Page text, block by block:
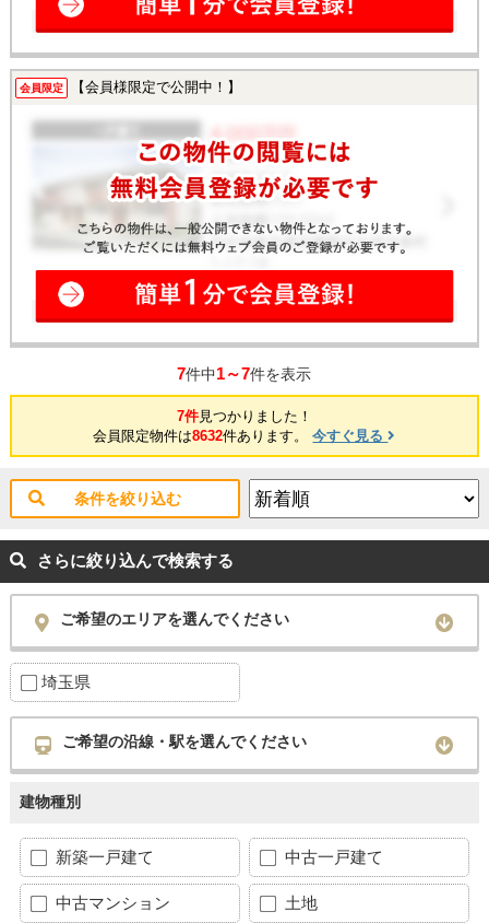
会員限定 【会員様限定で公開中！】
7件中1～7件を表示
7件見つかりました！
会員限定物件は8632件あります。今すぐ見る
条件を絞り込む
さらに絞り込んで検索する
ご希望のエリアを選んでください
埼玉県
ご希望の沿線・駅を選んでください
建物種別
新築一戸建て 中古一戸建て
中古マンション 土地